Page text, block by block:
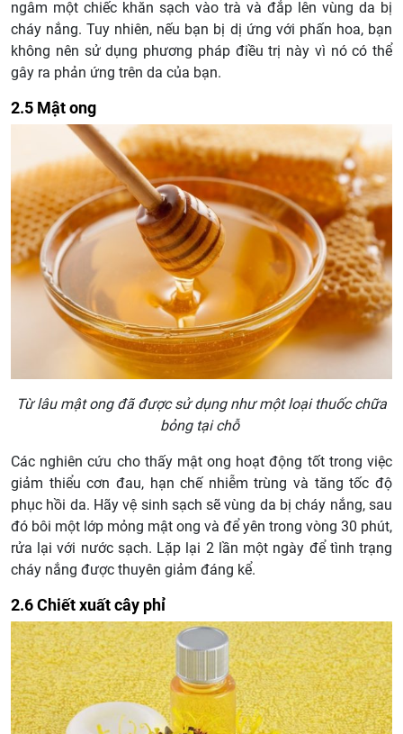
ngâm một chiếc khăn sạch vào trà và đắp lên vùng da bị
cháy nắng. Tuy nhiên, nếu bạn bị dị ứng với phấn hoa, bạn
không nên sử dụng phương pháp điều trị này vì nó có thể
gây ra phản ứng trên da của bạn.
2.5 Mật ong
Từ lâu mật ong đã được sử dụng như một loại thuốc chữa
bỏng tại chỗ
Các nghiên cứu cho thấy mật ong hoạt động tốt trong việc
giảm thiểu cơn đau, hạn chế nhiễm trùng và tăng tốc độ
phục hồi da. Hãy vệ sinh sạch sẽ vùng da bị cháy nắng, sau
đó bôi một lớp mỏng mật ong và để yên trong vòng 30 phút,
rửa lại với nước sạch. Lặp lại 2 lần một ngày để tình trạng
cháy nắng được thuyên giảm đáng kể.
2.6 Chiết xuất cây phỉ